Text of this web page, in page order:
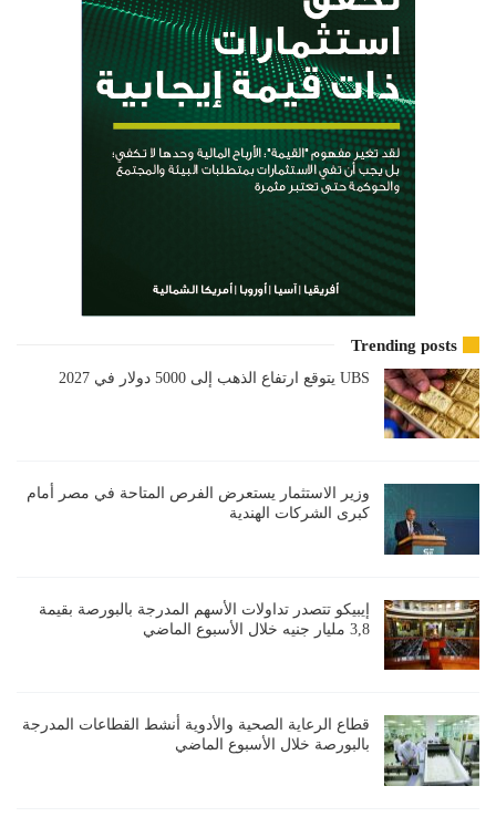
Trending posts
UBS يتوقع ارتفاع الذهب إلى 5000 دولار في 2027
وزير الاستثمار يستعرض الفرص المتاحة في مصر أمام
كبرى الشركات الهندية
إيبيكو تتصدر تداولات الأسهم المدرجة بالبورصة بقيمة
3,8 مليار جنيه خلال الأسبوع الماضي
قطاع الرعاية الصحية والأدوية أنشط القطاعات المدرجة
بالبورصة خلال الأسبوع الماضي